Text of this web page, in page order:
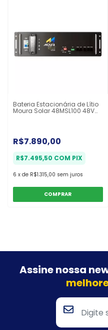
Bateria Estacionária de Lítio
Moura Solar 48MSL100 48V
R$7.890,00
R$7.495,50 COM PIX
6 x de R$1.315,00 sem juros
Assine nossa